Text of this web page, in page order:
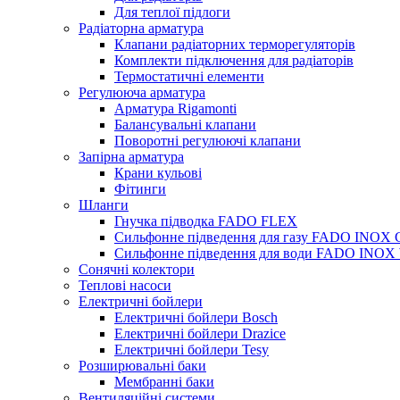
Для теплої підлоги
Радіаторна арматура
Клапани радіаторних терморегуляторів
Комплекти підключення для радіаторів
Термостатичні елементи
Регулююча арматура
Арматура Rigamonti
Балансувальні клапани
Поворотні регулюючі клапани
Запірна арматура
Крани кульові
Фітинги
Шланги
Гнучка підводка FADO FLEX
Сильфонне підведення для газу FADO INOX
Сильфонне підведення для води FADO INOX
Сонячні колектори
Теплові насоси
Електричні бойлери
Електричні бойлери Bosch
Електричні бойлери Drazice
Електричні бойлери Tesy
Розширювальні баки
Мембранні баки